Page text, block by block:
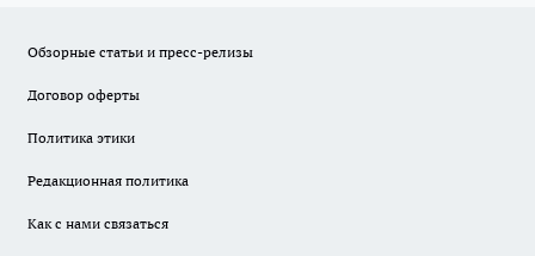
Обзорные статьи и пресс-релизы
Договор оферты
Политика этики
Редакционная политика
Как с нами связаться